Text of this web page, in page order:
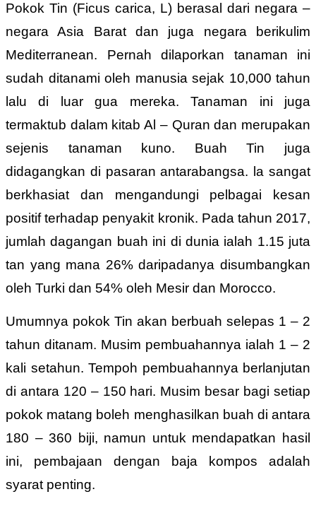
Pokok Tin (Ficus carica, L) berasal dari negara –
negara Asia Barat dan juga negara berikulim
Mediterranean. Pernah dilaporkan tanaman ini
sudah ditanami oleh manusia sejak 10,000 tahun
lalu di luar gua mereka. Tanaman ini juga
termaktub dalam kitab Al – Quran dan merupakan
sejenis tanaman kuno. Buah Tin juga
didagangkan di pasaran antarabangsa. la sangat
berkhasiat dan mengandungi pelbagai kesan
positif terhadap penyakit kronik. Pada tahun 2017,
jumlah dagangan buah ini di dunia ialah 1.15 juta
tan yang mana 26% daripadanya disumbangkan
oleh Turki dan 54% oleh Mesir dan Morocco.
Umumnya pokok Tin akan berbuah selepas 1 – 2
tahun ditanam. Musim pembuahannya ialah 1 – 2
kali setahun. Tempoh pembuahannya berlanjutan
di antara 120 – 150 hari. Musim besar bagi setiap
pokok matang boleh menghasilkan buah di antara
180 – 360 biji, namun untuk mendapatkan hasil
ini, pembajaan dengan baja kompos adalah
syarat penting.